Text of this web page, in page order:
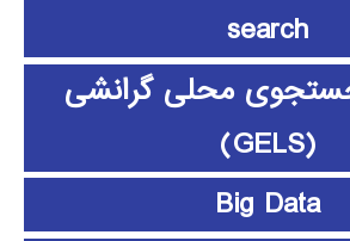
search
جستجوی محلی گرانشی
(GELS)
Big Data